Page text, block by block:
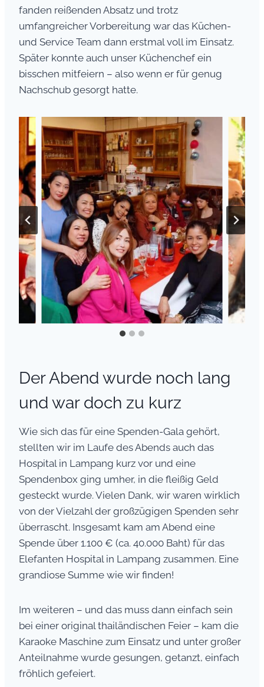
fanden reißenden Absatz und trotz
umfangreicher Vorbereitung war das Küchen-
und Service Team dann erstmal voll im Einsatz.
Später konnte auch unser Küchenchef ein
bisschen mitfeiern – also wenn er für genug
Nachschub gesorgt hatte.
Der Abend wurde noch lang
und war doch zu kurz
Wie sich das für eine Spenden-Gala gehört,
stellten wir im Laufe des Abends auch das
Hospital in Lampang kurz vor und eine
Spendenbox ging umher, in die fleißig Geld
gesteckt wurde. Vielen Dank, wir waren wirklich
von der Vielzahl der großzügigen Spenden sehr
überrascht. Insgesamt kam am Abend eine
Spende über 1.100 € (ca. 40.000 Baht) für das
Elefanten Hospital in Lampang zusammen. Eine
grandiose Summe wie wir finden!
Im weiteren – und das muss dann einfach sein
bei einer original thailändischen Feier – kam die
Karaoke Maschine zum Einsatz und unter großer
Anteilnahme wurde gesungen, getanzt, einfach
fröhlich gefeiert.